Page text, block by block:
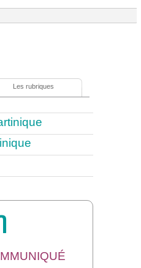
Les rubriques